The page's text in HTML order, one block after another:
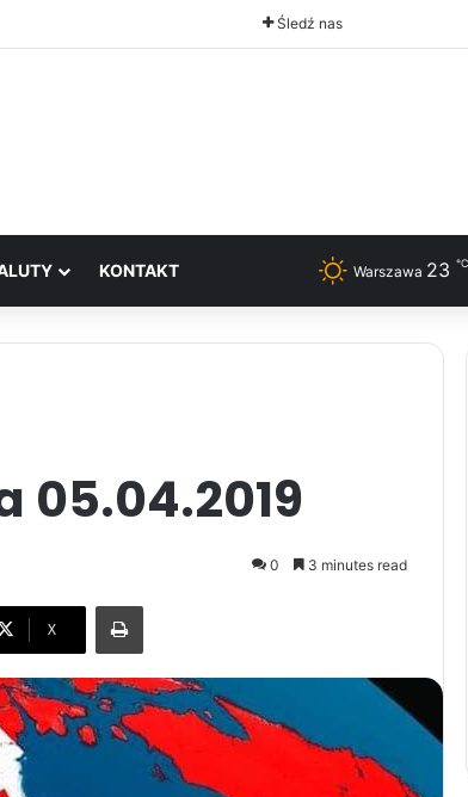
Śledź nas
KONTAKT Warszawa 23 ℃
05.04.2019
0 3 minutes read
X
Print